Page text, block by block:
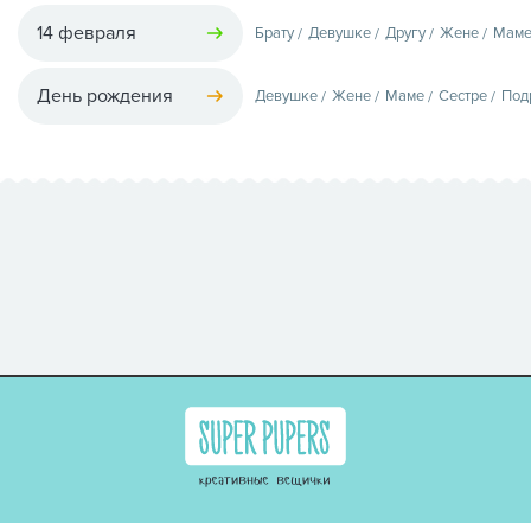
14 февраля Брату Девушке Другу Жене Маме
День рождения Девушке Жене Маме Сестре